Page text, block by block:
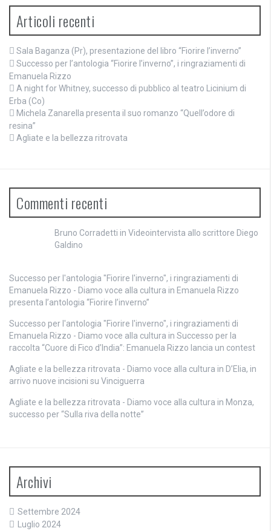
Articoli recenti
Sala Baganza (Pr), presentazione del libro “Fiorire l’inverno”
Successo per l’antologia “Fiorire l’inverno”, i ringraziamenti di
Emanuela Rizzo
A night for Whitney, successo di pubblico al teatro Licinium di
Erba (Co)
Michela Zanarella presenta il suo romanzo “Quell’odore di
resina”
Agliate e la bellezza ritrovata
Commenti recenti
Bruno Corradetti in Videointervista allo scrittore Diego
Galdino
Successo per l'antologia "Fiorire l'inverno", i ringraziamenti di
Emanuela Rizzo - Diamo voce alla cultura in Emanuela Rizzo
presenta l’antologia “Fiorire l’inverno”
Successo per l'antologia "Fiorire l'inverno", i ringraziamenti di
Emanuela Rizzo - Diamo voce alla cultura in Successo per la
raccolta “Cuore di Fico d’India”: Emanuela Rizzo lancia un contest
Agliate e la bellezza ritrovata - Diamo voce alla cultura in D’Elia, in
arrivo nuove incisioni su Vinciguerra
Agliate e la bellezza ritrovata - Diamo voce alla cultura in Monza,
successo per “Sulla riva della notte”
Archivi
Settembre 2024
Luglio 2024